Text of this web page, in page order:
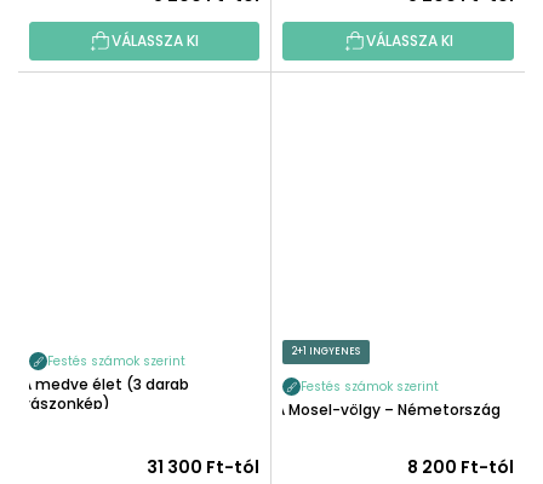
VÁLASSZA KI VÁLASSZA KI
Festés számok szerint
A medve élet (3 darab
vászonkép)
31 300 Ft-tól
2+1 INGYENES
Festés számok szerint
A Mosel-völgy – Németország
8 200 Ft-tól